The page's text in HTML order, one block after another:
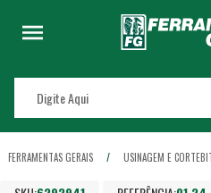
FERRAMENTAS GERAIS USINAGEM E CORTE